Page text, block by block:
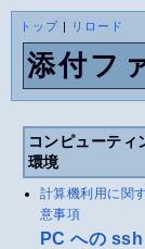
トップ| リロード
添付フ
コンピューティ
環境
計算機利用に関
意事項
PC への